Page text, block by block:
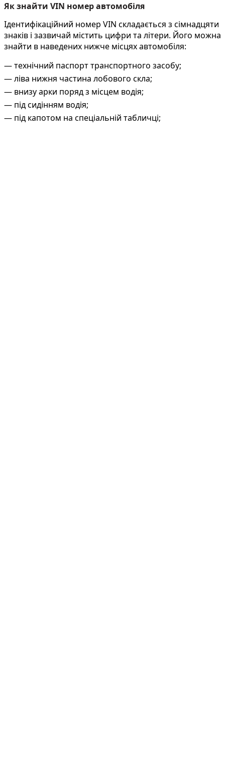
Як знайти VIN номер автомобіля
Ідентифікаційний номер VIN складається з сімнадцяти
знаків і зазвичай містить цифри та літери. Його можна
знайти в наведених нижче місцях автомобіля:
технічний паспорт транспортного засобу;
ліва нижня частина лобового скла;
внизу арки поряд з місцем водія;
під сидінням водія;
під капотом на спеціальній табличці;